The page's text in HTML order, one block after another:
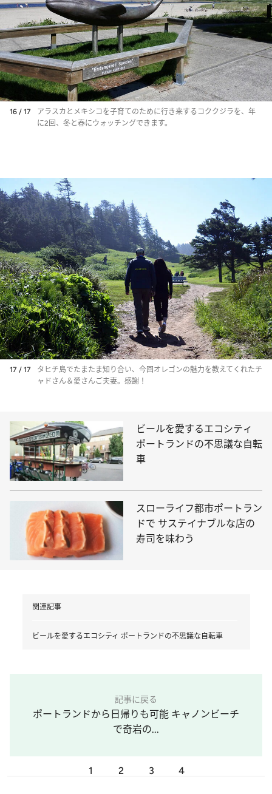
16 / 17
アラスカとメキシコを子育てのために行き来するコククジラを、年
に2回、冬と春にウォッチングできます。
17 / 17
タヒチ島でたまたま知り合い、今回オレゴンの魅力を教えてくれたチ
ャドさん＆愛さんご夫妻。感謝！
ビールを愛するエコシティ
ポートランドの不思議な自転
車
スローライフ都市ポートラン
ドで サステイナブルな店の
寿司を味わう
関連記事
ビールを愛するエコシティ ポートランドの不思議な自転車
記事に戻る
ポートランドから日帰りも可能 キャノンビーチ
で奇岩の...
1 2 3 4